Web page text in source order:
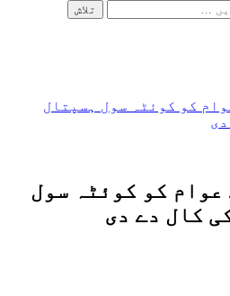
کو کوئٹہ سول ہسپتال
عوام کو کوئٹہ سول
کال دے دی